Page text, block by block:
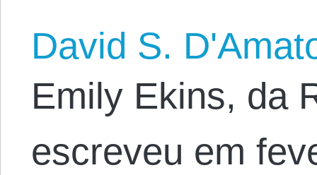
David S.
Emily Ekins, da
escreveu em